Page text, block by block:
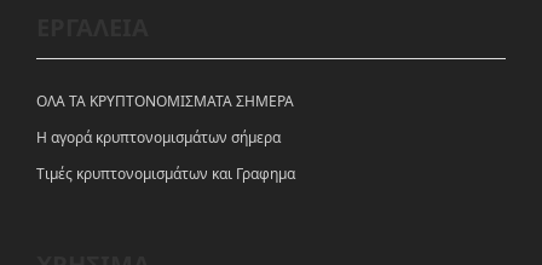
ΟΛΑ ΤΑ ΚΡΥΠΤΟΝΟΜΙΣΜΑΤΑ ΣΗΜΕΡΑ
Η αγορά κρυπτονομισμάτων σήμερα
Tιμές κρυπτονομισμάτων και Γραφημα